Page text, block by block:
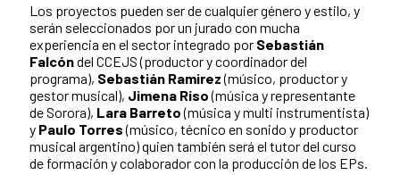
Los proyectos pueden ser de cualquier género y estilo, y
serán seleccionados por un jurado con mucha
experiencia en el sector integrado por Sebastián
Falcóndel CCEJS (productor y coordinador del
programa), Sebastián Ramirez(músico, productor y
gestor musical), Jimena Riso(música y representante
de Sorora), Lara Barreto(música y multi instrumentista)
y Paulo Torres(músico, técnico en sonido y productor
musical argentino) quien también será el tutor del curso
de formación y colaborador con la producción de los EPs.